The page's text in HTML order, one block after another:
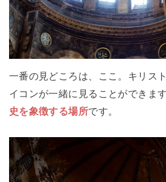
一番の見どころは、ここ。キリス
イコンが一緒に見ることができます
史を象徴する場所です。